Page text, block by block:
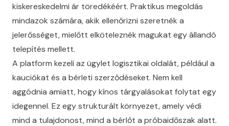
kiskereskedelmi ár töredékéért. Praktikus megoldás
mindazok számára, akik ellenőrizni szeretnék a
jelerősséget, mielőtt elköteleznék magukat egy állandó
telepítés mellett.
A platform kezeli az ügylet logisztikai oldalát, például a
kauciókat és a bérleti szerződéseket. Nem kell
aggódnia amiatt, hogy kínos tárgyalásokat folytat egy
idegennel. Ez egy strukturált környezet, amely védi
mind a tulajdonost, mind a bérlőt a próbaidőszak alatt.